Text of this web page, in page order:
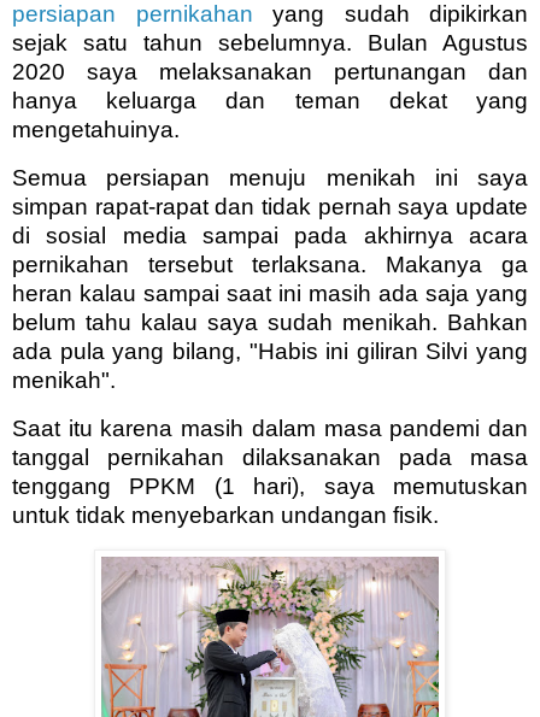
persiapan pernikahan yang sudah dipikirkan
sejak satu tahun sebelumnya. Bulan Agustus
2020 saya melaksanakan pertunangan dan
hanya keluarga dan teman dekat yang
mengetahuinya.
Semua persiapan menuju menikah ini saya
simpan rapat-rapat dan tidak pernah saya update
di sosial media sampai pada akhirnya acara
pernikahan tersebut terlaksana. Makanya ga
heran kalau sampai saat ini masih ada saja yang
belum tahu kalau saya sudah menikah. Bahkan
ada pula yang bilang, "Habis ini giliran Silvi yang
menikah".
Saat itu karena masih dalam masa pandemi dan
tanggal pernikahan dilaksanakan pada masa
tenggang PPKM (1 hari), saya memutuskan
untuk tidak menyebarkan undangan fisik.